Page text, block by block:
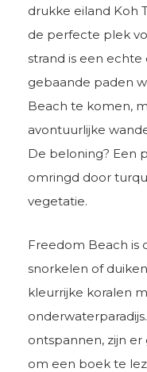
drukke eiland Koh
de perfecte plek
strand is een
gebaande paden
Beach te komen,
avontuurlijke
De beloning? Een
omringd door
vegetatie.
Freedom Beach is
snorkelen of
kleurrijke koralen
ontspannen, zijn
om een boek te